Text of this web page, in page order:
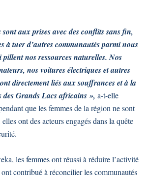
aux prises avec des conflits sans fin,
à tuer d’autres communautés parmi nous
nos ressources naturelles. Nos
nos voitures électriques et autres
directement liés aux souffrances et à la
des Grands Lacs africains », a-t-elle
que les femmes de la région ne sont
ont des acteurs engagés dans la quête
les femmes ont réussi à réduire l’activité
contribué à réconcilier les communautés